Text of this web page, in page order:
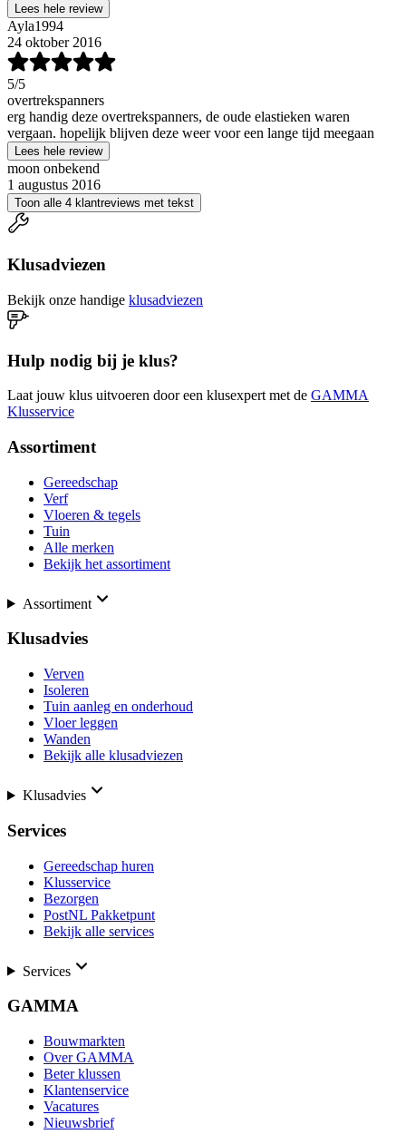
Lees hele review
Ayla1994
24 oktober 2016
5/5
overtrekspanners
erg handig deze overtrekspanners, de oude elastieken waren
vergaan. hopelijk blijven deze weer voor een lange tijd meegaan
Lees hele review
moon onbekend
1 augustus 2016
Toon alle 4 klantreviews met tekst
Klusadviezen
Bekijk onze handige klusadviezen
Hulp nodig bij je klus?
Laat jouw klus uitvoeren door een klusexpert met de GAMMA
Klusservice
Assortiment
Gereedschap
Verf
Vloeren & tegels
Tuin
Alle merken
Bekijk het assortiment
Assortiment
Klusadvies
Verven
Isoleren
Tuin aanleg en onderhoud
Vloer leggen
Wanden
Bekijk alle klusadviezen
Klusadvies
Services
Gereedschap huren
Klusservice
Bezorgen
PostNL Pakketpunt
Bekijk alle services
Services
GAMMA
Bouwmarkten
Over GAMMA
Beter klussen
Klantenservice
Vacatures
Nieuwsbrief